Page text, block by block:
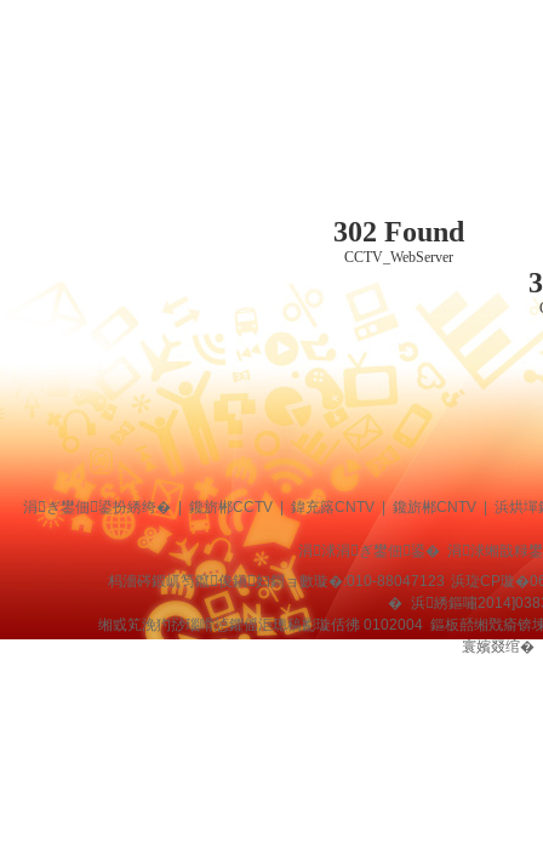
302 Found
CCTV_WebServer
涓ぎ鐢佃鍙扮綉绔� | 鑱旂郴CCTV | 鍏充簬CNTV 鑱旂郴CNTV 浜烘墠
涓浗涓ぎ鐢佃鍙� 涓浗缃戠粶
杩濇硶鍜屼笉鑹俊鎭妇鎶ョ數璇�:010-88047123 浜琁CP璇
� 浜綉鏂嘯
缃戜笂浼犳挱瑙嗗惉鑺傜洰璁稿彲璇佸彿 0102004 鏂板嚭缃戣瘉
寰嬪叕绾�